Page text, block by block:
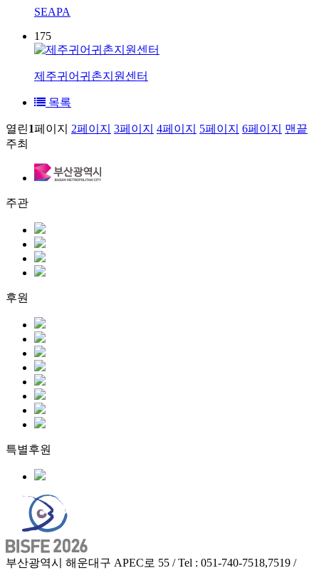
SEAPA
175
제주귀어귀촌지원센터
목록
열린1페이지 2페이지 3페이지 4페이지 5페이지 6페이지
맨끝
주최
주관
후원
특별후원
부산광역시 해운대구 APEC로 55 / Tel : 051-740-7518,7519 /